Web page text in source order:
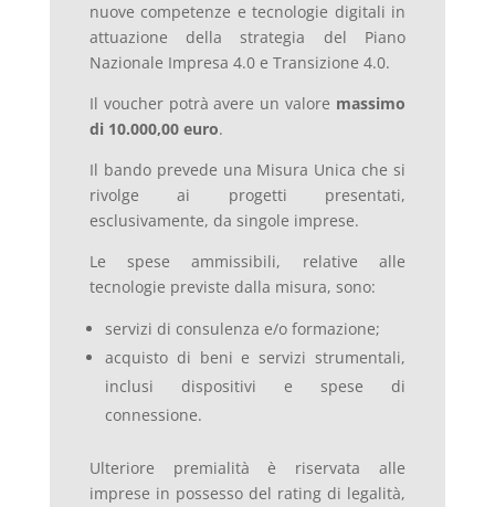
nuove competenze e tecnologie digitali in
attuazione della strategia del Piano
Nazionale Impresa 4.0 e Transizione 4.0.
Il voucher potrà avere un valore massimo
di 10.000,00 euro.
Il bando prevede una Misura Unica che si
rivolge ai progetti presentati,
esclusivamente, da singole imprese.
Le spese ammissibili, relative alle
tecnologie previste dalla misura, sono:
servizi di consulenza e/o formazione;
acquisto di beni e servizi strumentali,
inclusi dispositivi e spese di
connessione.
Ulteriore premialità è riservata alle
imprese in possesso del rating di legalità,